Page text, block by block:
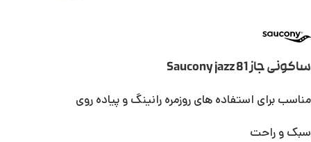
ساکونی جاز Saucony jazz 81
مناسب برای استفاده های روزمره رانینگ و پیاده روی
سبک و راحت